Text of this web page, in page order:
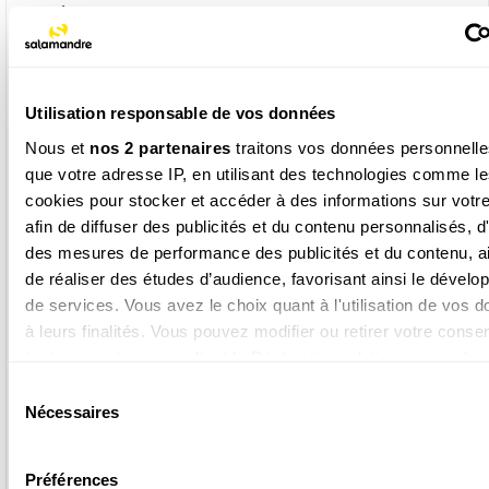
Utilisation responsable de vos données
Nous et nos 2 partenaires traitons vos données
que votre adresse IP, en utilisant des technologies comme
cookies pour stocker et accéder à des informations sur
afin de diffuser des publicités et du contenu personnalisés,
des mesures de performance des publicités et du contenu,
de réaliser des études d’audience, favorisant ainsi le
de services. Vous avez le choix quant à l'utilisation de vos
à leurs finalités. Vous pouvez modifier ou retirer votre
Nécessaires
Préférences
web
qui vous entourent
Un concours de dessin
- Et bien d'autresP'tits +webchaque deux mois
réalisés par une équipe de journalistes et de naturalistes.